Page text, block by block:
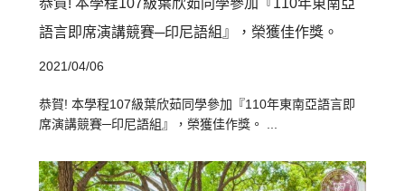
恭賀! 本學程107級葉欣茹同學參加『110年東南亞
語言即席演講競賽─印尼語組』，榮獲佳作獎。
2021/04/06
恭賀! 本學程107級葉欣茹同學參加『110年東南亞語言即
席演講競賽─印尼語組』，榮獲佳作獎。 ...